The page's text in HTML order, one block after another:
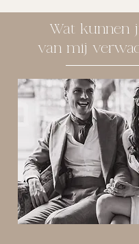
Wat kunnen
van mij